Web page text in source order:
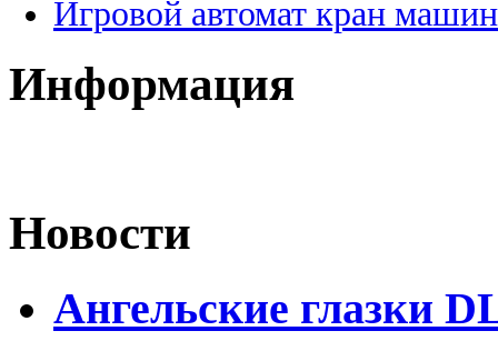
Игровой автомат кран
Информация
Новости
Ангельские глазки